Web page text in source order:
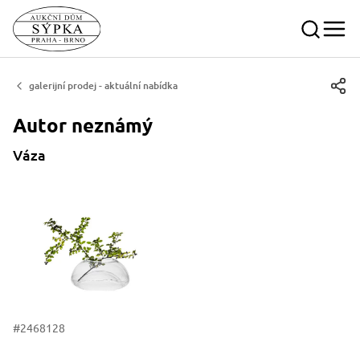
galerijní prodej - aktuální nabídka
Autor neznámý
Váza
#2468128